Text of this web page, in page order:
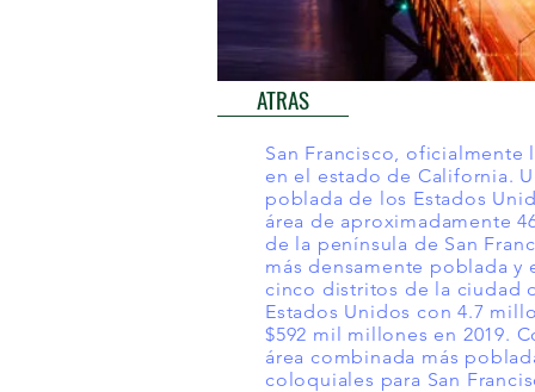
ATRAS
San Francisco,
en el estado de California.
poblada de los Estados
área de aproximadamente
de la península de San
más densamente poblada
cinco distritos de la ciudad
Estados Unidos con 4.7
$592 mil millones en 2019.
área combinada más
coloquiales para San